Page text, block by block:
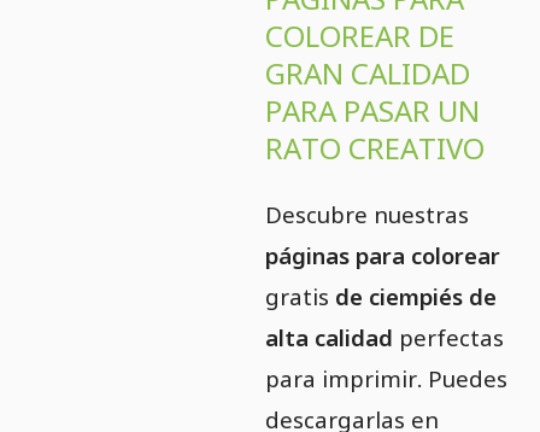
COLOREAR DE
GRAN CALIDAD
PARA PASAR UN
RATO CREATIVO
Descubre nuestras
páginas para colorear
gratis de ciempiés de
alta calidad perfectas
para imprimir. Puedes
descargarlas en